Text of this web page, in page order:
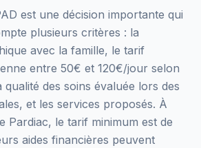
est une décision importante qui
plusieurs critères : la
avec la famille, le tarif
entre 50€ et 120€/jour selon
des soins évaluée lors des
et les services proposés. À
Pardiac, le tarif minimum est de
aides financières peuvent